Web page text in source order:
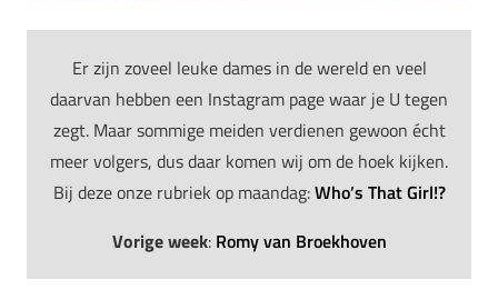
Er zijn zoveel leuke dames in de wereld en veel
daarvan hebben een Instagram page waar je U tegen
zegt. Maar sommige meiden verdienen gewoon écht
meer volgers, dus daar komen wij om de hoek kijken.
Bij deze onze rubriek op maandag:Who’s That Girl!?
Vorige week: Romy van Broekhoven